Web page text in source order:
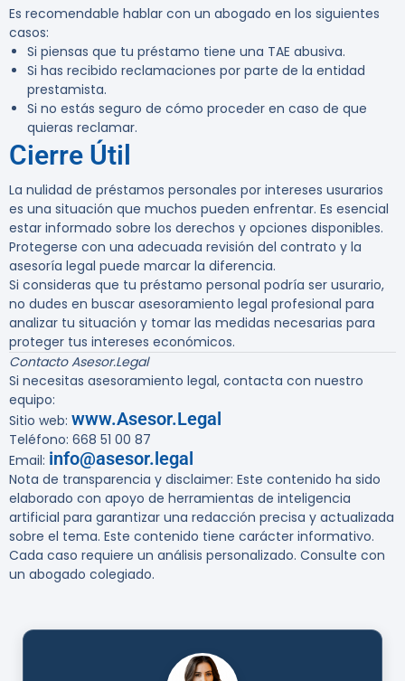
Es recomendable hablar con un abogado en los siguientes
casos:
Si piensas que tu préstamo tiene una TAE abusiva.
Si has recibido reclamaciones por parte de la entidad
prestamista.
Si no estás seguro de cómo proceder en caso de que
quieras reclamar.
Cierre Útil
La nulidad de préstamos personales por intereses usurarios
es una situación que muchos pueden enfrentar. Es esencial
estar informado sobre los derechos y opciones disponibles.
Protegerse con una adecuada revisión del contrato y la
asesoría legal puede marcar la diferencia.
Si consideras que tu préstamo personal podría ser usurario,
no dudes en buscar asesoramiento legal profesional para
analizar tu situación y tomar las medidas necesarias para
proteger tus intereses económicos.
Contacto Asesor.Legal
Si necesitas asesoramiento legal, contacta con nuestro
equipo:
Sitio web: www.Asesor.Legal
Teléfono: 668 51 00 87
Email: info@asesor.legal
Nota de transparencia y disclaimer: Este contenido ha sido
elaborado con apoyo de herramientas de inteligencia
artificial para garantizar una redacción precisa y actualizada
sobre el tema. Este contenido tiene carácter informativo.
Cada caso requiere un análisis personalizado. Consulte con
un abogado colegiado.